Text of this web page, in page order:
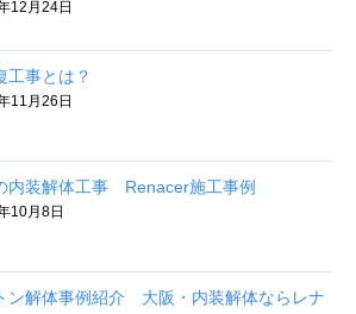
12月24日
工事とは？
11月26日
内装解体工事 Renacer施工事例
10月8日
ン解体事例紹介 大阪・内装解体ならレナ